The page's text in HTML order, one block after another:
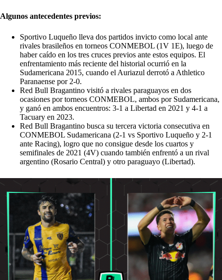
Algunos antecedentes previos:
Sportivo Luqueño lleva dos partidos invicto como local ante
rivales brasileños en torneos CONMEBOL (1V 1E), luego de
haber caído en los tres cruces previos ante estos equipos. El
enfrentamiento más reciente del historial ocurrió en la
Sudamericana 2015, cuando el Auriazul derrotó a Athletico
Paranaense por 2-0.
Red Bull Bragantino visitó a rivales paraguayos en dos
ocasiones por torneos CONMEBOL, ambos por Sudamericana,
y ganó en ambos encuentros: 3-1 a Libertad en 2021 y 4-1 a
Tacuary en 2023.
Red Bull Bragantino busca su tercera victoria consecutiva en
CONMEBOL Sudamericana (2-1 vs Sportivo Luqueño y 2-1
ante Racing), logro que no consigue desde los cuartos y
semifinales de 2021 (4V) cuando también enfrentó a un rival
argentino (Rosario Central) y otro paraguayo (Libertad).